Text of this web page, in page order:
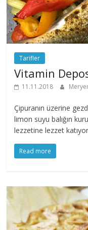
Tarifler
Vitamin
11.11.2018
Çipuranın üzerine
limon suyu balığın
lezzetine lezzet
Read more